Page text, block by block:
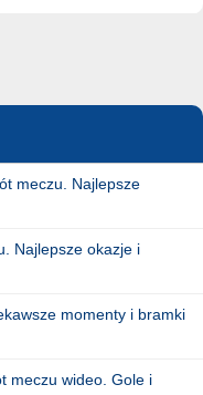
meczu. Najlepsze
Najlepsze okazje i
momenty i bramki
meczu wideo. Gole i